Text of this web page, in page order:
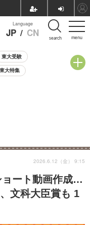
menu
Language
JP / CN search
東大受験
大特集
ョート動画作成…
文科大臣賞も 1
2026.6.12（金） 9:15